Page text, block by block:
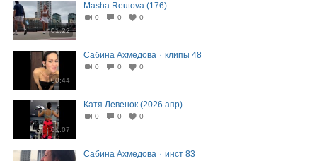
01:22
Masha Reutova (176)
0 0 0
00:44
Сабина Ахмедова ٠ клипы 48
0 0 0
01:07
Катя Левенок (2026 апр)
0 0 0
Сабина Ахмедова ٠ инст 83